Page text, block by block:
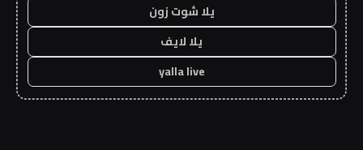
يلا شوت زون
يلا لايف
yalla live